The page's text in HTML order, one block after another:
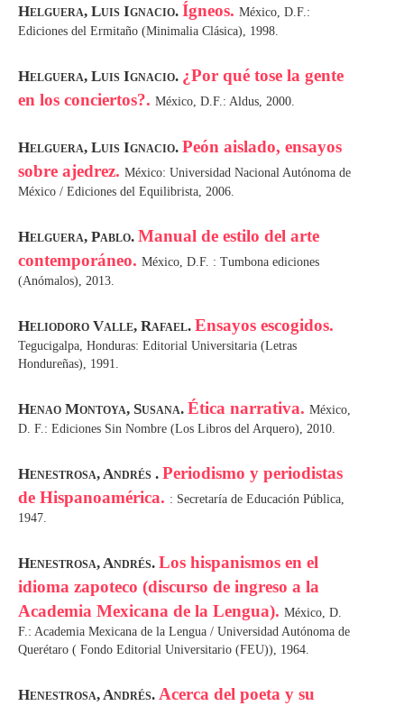
Helguera, Luis Ignacio. Ígneos. México, D.F.:
Ediciones del Ermitaño (Minimalia Clásica), 1998.
Helguera, Luis Ignacio. ¿Por qué tose la gente
en los conciertos?. México, D.F.: Aldus, 2000.
Helguera, Luis Ignacio. Peón aislado, ensayos
sobre ajedrez. México: Universidad Nacional Autónoma de
México / Ediciones del Equilibrista, 2006.
Helguera, Pablo. Manual de estilo del arte
contemporáneo. México, D.F. : Tumbona ediciones
(Anómalos), 2013.
Heliodoro Valle, Rafael. Ensayos escogidos.
Tegucigalpa, Honduras: Editorial Universitaria (Letras
Hondureñas), 1991.
Henao Montoya, Susana. Ética narrativa. México,
D. F.: Ediciones Sin Nombre (Los Libros del Arquero), 2010.
Henestrosa, Andrés . Periodismo y periodistas
de Hispanoamérica. : Secretaría de Educación Pública,
1947.
Henestrosa, Andrés. Los hispanismos en el
idioma zapoteco (discurso de ingreso a la
Academia Mexicana de la Lengua). México, D.
F.: Academia Mexicana de la Lengua / Universidad Autónoma de
Querétaro ( Fondo Editorial Universitario (FEU)), 1964.
Henestrosa, Andrés. Acerca del poeta y su